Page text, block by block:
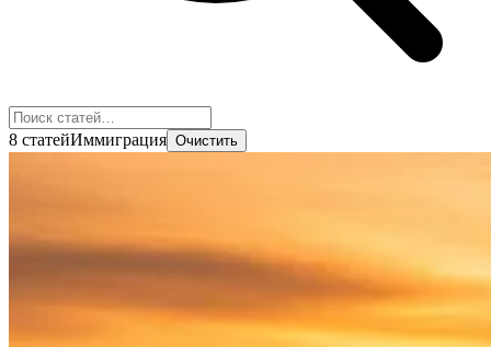
8 статейИммиграция Очистить